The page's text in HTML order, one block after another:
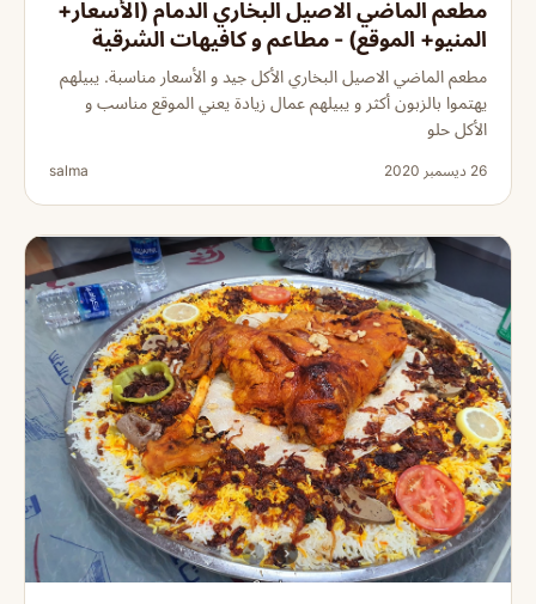
مطعم الماضي الاصيل البخاري الدمام (الأسعار+
المنيو+ الموقع) - مطاعم و كافيهات الشرقية
مطعم الماضي الاصيل البخاري الأكل جيد و الأسعار مناسبة. يبيلهم
يهتموا بالزبون أكثر و يبيلهم عمال زيادة يعني الموقع مناسب و
الأكل حلو
26 ديسمبر 2020 salma